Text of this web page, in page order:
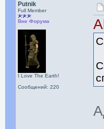
Putnik
Full Member
Вне Форума
I Love The Earth!
Сообщений: 220